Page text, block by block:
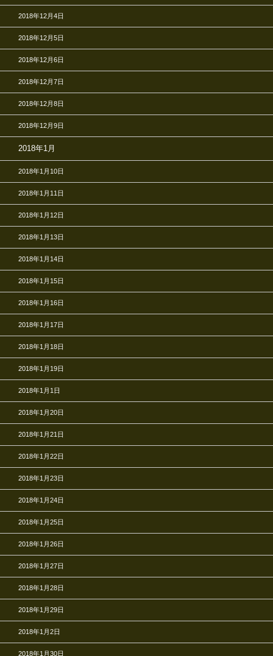
2018年12月4日
2018年12月5日
2018年12月6日
2018年12月7日
2018年12月8日
2018年12月9日
2018年1月
2018年1月10日
2018年1月11日
2018年1月12日
2018年1月13日
2018年1月14日
2018年1月15日
2018年1月16日
2018年1月17日
2018年1月18日
2018年1月19日
2018年1月1日
2018年1月20日
2018年1月21日
2018年1月22日
2018年1月23日
2018年1月24日
2018年1月25日
2018年1月26日
2018年1月27日
2018年1月28日
2018年1月29日
2018年1月2日
2018年1月30日